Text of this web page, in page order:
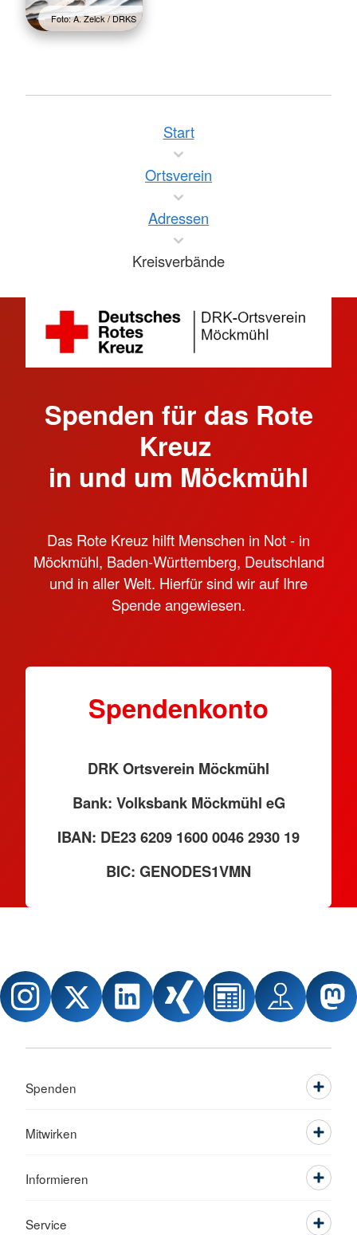
Foto: A. Zelck / DRKS
Start
Ortsverein
Adressen
Kreisverbände
Spenden für das Rote
Kreuz
in und um Möckmühl
Das Rote Kreuz hilft Menschen in Not - in
Möckmühl, Baden-Württemberg, Deutschland
und in aller Welt. Hierfür sind wir auf Ihre
Spende angewiesen.
Spendenkonto
DRK Ortsverein Möckmühl
Bank: Volksbank Möckmühl eG
IBAN: DE23 6209 1600 0046 2930 19
BIC: GENODES1VMN
Spenden
Mitwirken
Informieren
Service